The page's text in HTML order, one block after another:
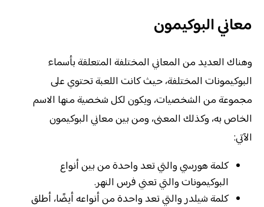
معاني البوكيمون
وهناك العديد من المعاني المختلفة المتعلقة بأسماء
البوكيمونات المختلفة، حيث كانت اللعبة تحتوي على
مجموعة من الشخصيات، ويكون لكل شخصية منها الاسم
الخاص به، وكذلك المعنى، ومن بين معاني البوكيمون
الآتي:
كلمة هورسي والتي تعد واحدة من بين أنواع
البوكيمونات والتي تعني فرس النهر.
كلمة شيلدر والتي تعد واحدة من أنواعه أيضًا، أطلق